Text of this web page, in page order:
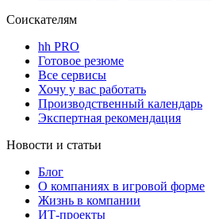
Соискателям
hh PRO
Готовое резюме
Все сервисы
Хочу у вас работать
Производственный календарь
Экспертная рекомендация
Новости и статьи
Блог
О компаниях в игровой форме
Жизнь в компании
ИТ-проекты